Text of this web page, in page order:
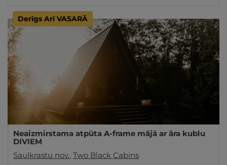
Derīgs Arī VASARĀ
Neaizmirstama atpūta A-frame mājā ar āra kublu
DIVIEM
Saulkrastu nov., Two Black Cabins